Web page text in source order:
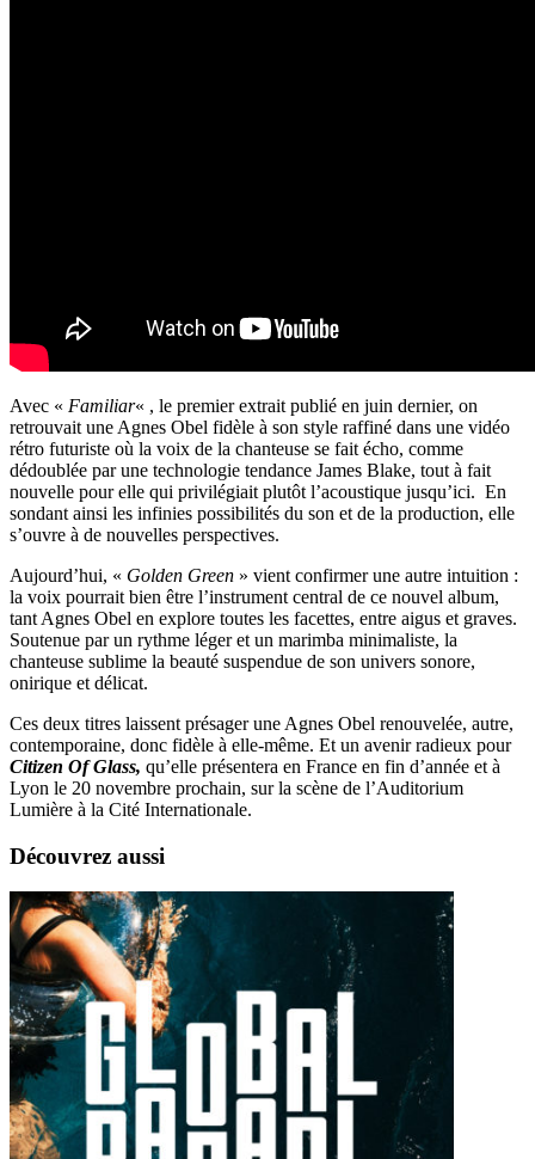
Avec « Familiar« , le premier extrait publié en juin dernier, on
retrouvait une Agnes Obel fidèle à son style raffiné dans une vidéo
rétro futuriste où la voix de la chanteuse se fait écho, comme
dédoublée par une technologie tendance James Blake, tout à fait
nouvelle pour elle qui privilégiait plutôt l’acoustique jusqu’ici. En
sondant ainsi les infinies possibilités du son et de la production, elle
s’ouvre à de nouvelles perspectives.
Aujourd’hui, « Golden Green » vient confirmer une autre intuition :
la voix pourrait bien être l’instrument central de ce nouvel album,
tant Agnes Obel en explore toutes les facettes, entre aigus et graves.
Soutenue par un rythme léger et un marimba minimaliste, la
chanteuse sublime la beauté suspendue de son univers sonore,
onirique et délicat.
Ces deux titres laissent présager une Agnes Obel renouvelée, autre,
contemporaine, donc fidèle à elle-même. Et un avenir radieux pour
Citizen Of Glass, qu’elle présentera en France en fin d’année et à
Lyon le 20 novembre prochain, sur la scène de l’Auditorium
Lumière à la Cité Internationale.
Découvrez aussi